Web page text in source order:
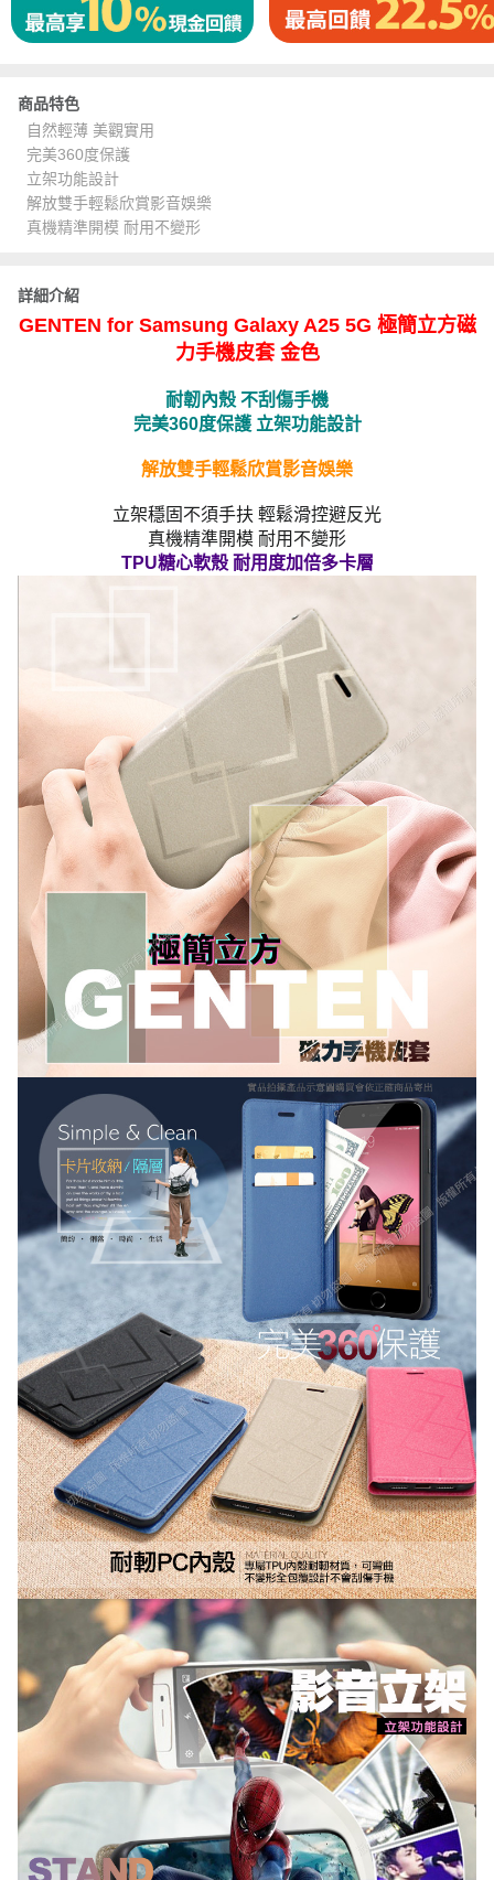
商品特色
自然輕薄 美觀實用
完美360度保護
立架功能設計
解放雙手輕鬆欣賞影音娛樂
真機精準開模 耐用不變形
詳細介紹
GENTEN for Samsung Galaxy A25 5G 極簡立方磁
力手機皮套 金色
耐韌內殼 不刮傷手機
完美360度保護 立架功能設計
解放雙手輕鬆欣賞影音娛樂
立架穩固不須手扶 輕鬆滑控避反光
真機精準開模 耐用不變形
TPU糖心軟殼 耐用度加倍多卡層